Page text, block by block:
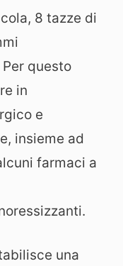
8 tazze di
questo
in
e
insieme ad
farmaci a
una